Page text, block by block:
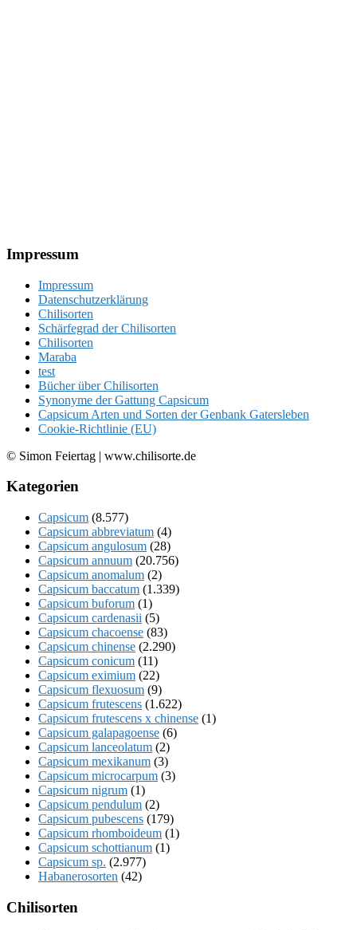
Footer
Impressum
Impressum
Datenschutzerklärung
Chilisorten
Schärfegrad der Chilisorten
Chilisorten
Maraba
test
Bücher über Chilisorten
Synonyme der Gattung Capsicum
Capsicum Arten und Sorten der Genbank Gatersleben
Cookie-Richtlinie (EU)
© Simon Feiertag | www.chilisorte.de
Kategorien
Capsicum (8.577)
Capsicum abbreviatum (4)
Capsicum angulosum (28)
Capsicum annuum (20.756)
Capsicum anomalum (2)
Capsicum baccatum (1.339)
Capsicum buforum (1)
Capsicum cardenasii (5)
Capsicum chacoense (83)
Capsicum chinense (2.290)
Capsicum conicum (11)
Capsicum eximium (22)
Capsicum flexuosum (9)
Capsicum frutescens (1.622)
Capsicum frutescens x chinense (1)
Capsicum galapagoense (6)
Capsicum lanceolatum (2)
Capsicum mexikanum (3)
Capsicum microcarpum (3)
Capsicum nigrum (1)
Capsicum pendulum (2)
Capsicum pubescens (179)
Capsicum rhomboideum (1)
Capsicum schottianum (1)
Capsicum sp. (2.977)
Habanerosorten (42)
Chilisorten